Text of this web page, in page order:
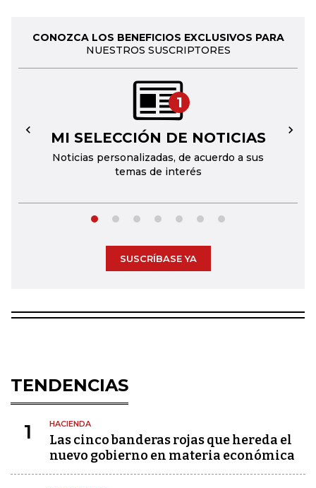
CONOZCA LOS BENEFICIOS EXCLUSIVOS PARA
NUESTROS SUSCRIPTORES
1
MI SELECCIÓN DE NOTICIAS
Noticias personalizadas, de acuerdo a sus
temas de interés
← →
SUSCRÍBASE YA
TENDENCIAS
1 HACIENDA
Las cinco banderas rojas que hereda el
nuevo gobierno en materia económica